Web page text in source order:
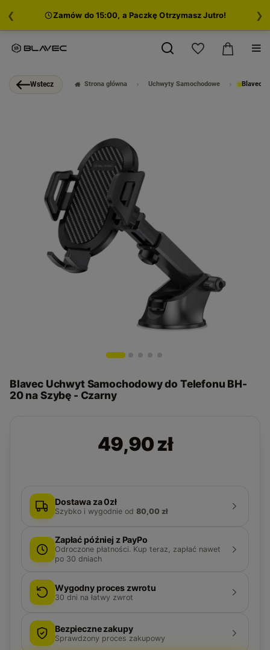
Zamów do 15:00, a Paczkę Otrzymasz Jutro!
❮ ❯
Strona główna Uchwyty Samochodowe Blavec
Blavec Uchwyt Samochodowy do Telefonu BH-
20 na Szybę - Czarny
49,90 zł
Dostawa za 0zł
Szybko i wygodnie od 80,00 zł
Zapłać później z PayPo
Odroczone płatności. Kup teraz, zapłać nawet
po 30 dniach
Wygodny proces zwrotu
30 dni na łatwy zwrot
Bezpieczne zakupy
Sprawdzony proces zakupowy